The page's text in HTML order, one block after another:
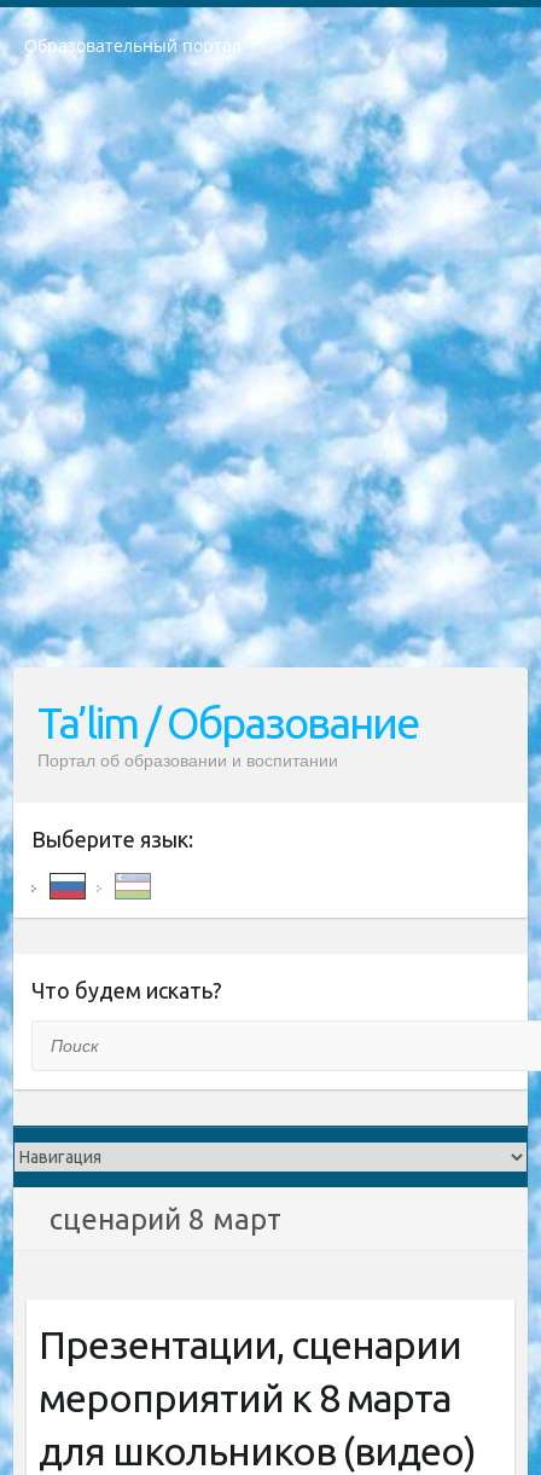
Образовательный портал
РЕСПУБЛИКА УЗБЕКИСТАН МИНИСТРЕРСТВО ДОШКОЛЬНОГО И ШКОЛЬНОГО ОБРАЗОВАНИЯ КОМАНДА в общеобразовательных учреждениях в 2023-2024 учебном году организация и проведение итоговой государственной аттестации обучающихся о Министра дошкольного и школьного образования Республики Узбекистан от 4 марта 2008 года (постановлением Минюста от 20 марта 2008 года № 1778 государственной регистрации) «Итоговое состояние учащихся общего среднего образования на основании положения об утверждении положения об аттестации общего среднего образования выпускной экзамен студентов в образовательных учреждениях в 2023-2024 учебном году В целях организации и прохождения аттестации приказываю: 1. Следующее: перечень предметов, по которым будет проводиться итоговая государственная аттестация и экзамен формы перевода согласно приложению 1; сертификаты международного образца, оценивающие уровень владения иностранными языками перечень согласно приложению 2; 2. Педагогический при специализированных образовательных учреждениях. научно-практический центр квалификации и международной оценки (Д.Давидова) 2024 г. До 25 марта: задания по предметам, по которым будет проводиться итоговая аттестация разработка и утверждение технических условий; итоговая аттестация на основании разработанного предметного задания разработка вопросов по предметам (устно и письменно), экзамен передача; общеобразовательные средние школы и специальные учебные заведения учащиеся выпускных классов школ и интернатов в агентской системе подготовка базы данных экзаменационных материалов и критериев оценки; перевод базы экзаменационных материалов на все языки обучения подать в Республиканский образовательный центр для изготовления; варианты экзаменов на основе разработанных контрольных материалов пусть будут поставлены задачи формирования. 3. Республиканский образовательный центр (Ш.Худайкулов) до 5 апреля 2024 года. до: база данных предоставленных экзаменационных материалов на все языки обучения перевод и экспертиза; для слепых, слабовидящих, глухих, слабослышащих и умственно отсталых детей учащиеся выпускных классов специализированных школ и школ-интернатов база данных экзаменационных материалов на всех преподаваемых языках подготовка критериев оценки; специализированные школы для умственно отсталых детей и технологии для учащихся выпускных классов школ-интернатов разработка соответствующих рекомендаций и критериев проведения ЕГЭ по естествознанию давать задания. 4. Педагогический при специализированных образовательных учреждениях. Научно-практический центр навыков и международной оценки (Д.Давидова), Республика образовательный центр (Худайкулов Ш.) итоговый государственный аттестационный экзамен ориентирован на творческое и логическое мышление при подготовке базы материалов учитывать введение заданий. 5. Следует отметить, что: сертификат государственного образца о знании общеобразовательного предмета и как минимум национальный уровень B1 по предметам на иностранных языках, указанным в Приложении 2. или международно признанный сертификат эквивалентного уровня студенты, изучающие определенный предмет, освобождаются от экзамена; по соответствующим предметам запланирована итоговая государственная аттестация за день до дня, путем жеребьевки Рабочей группой (в письменной форме по предметам, проводимым в форме) из числа сформированных вариантов выбрано 2 варианта; 2 выбранных варианта экзамена анонсированы на официальном сайте министерства и все выпускники по всей стране на основе этих вариантов проводит итоговую государственную аттестацию. 6. Государственное образование учащихся средних общеобразовательных учреждений. знания в соответствии с квалификационными требованиями, которые необходимо приобрести на основании стандартов итоговый (выпускной) контроль для 9 и 11 классов в целях тестирования Экзамены (далее – экзамены) состоят из предметов, перечисленных в приложении 1. будет сделано. 7. Экзамены пройдут с 26 мая по 15 июня 2024 г. (кроме науки физического воспитания). 8. Физическая для учащихся 9 классов общесредних образовательных учреждений. Экзамены по предмету «Образование, квалификация медицина» 1-6 мая 2024 года. сотрудники перевести под присмотр (с отклонениями в физическом или умственном развитии) специализированная школа для детей, школы-интернаты и со сколиозом школы-интернаты санаторного типа для больных детей исключены). 9. Он был слепым, слабовидящим и имел нарушения опорно-двигательного аппарата. экзамены в специализированных школах и интернатах для детей должны проводиться исходя из требований, предъявляемых к общеобразовательным учреждениям (физкультура кроме науки). 10. Специализированная школа для глухих и слабослышащих детей. и экзамены в интернатах и быть реализован в виде письменного теста по математике. 11. Специальность для умственно отсталых детей. Для 9 класса Родной язык и литературное письмо Государственный язык (язык обучения – узбекский). для неклассов) написано Математическое письмо Письменная/устная история Узбекистана Физическое воспитание практично Итоговый контроль Для 11 класса Написание родного языка и литературы (эссе) Математическое письмо Узбекский язык (обучение на узбекском языке) не посещающее общее среднее образование для учреждений)/Образовательное учреждение выбор письменный и устный Иностранный язык письменный/устный Письменная/устная история Узбекистана *По выбору студента:  Химия  Физика  Основы государственного права  География 10 бесплатных образовательных ресурсов - Мы составили подборку онлайн-проектов с интерактивными упражнениями, видеолекциями и статьями. Они помогут вам обрести новые и освежить старые знания бесплатно. 1. «ИНТУИТ» Старейшая образовательная площадка Рунета. Здесь вы найдёте сотни текстовых и видеокурсов на десятки различных тем — от программирования до психологии. Многие курсы подготовлены российскими университетами и крупными международными компаниями вроде Intel и Microsoft. Самостоятельное обучение бесплатное, но желающие могут оплатить услуги персональных наставников. 2. «Смартия» знакомит с актуальными профессиями и подсказывает, как им обучаться. Выбрав заинтересовавшую вас специальность — SMM-специалист, фотограф, веб-дизайнер или другую, — увидите список необходимых для неё умений. Чтобы вы могли освоить их самостоятельно, для каждого умения площадка отображает подборку ссылок на учебные материалы. Хотя «Смартия» ориентируется на русскоязычную аудиторию, часть контента всё же доступна только на английском. 3. «Лекторий Физтеха» Проект Московского физико-технического института (Физтеха). С его помощью вы можете смотреть онлайн серии лекций, записанные на видео в этом вузе. В числе доступных предметов — физика, биология, химия, информационные технологии и другие. К некоторым лекциям администрация ресурса прилагает готовые конспекты, которые можно скачивать в PDF-формате. 4. ITMOcourses Онлайн-площадка Санкт-Петербургского национального исследовательского университета информационных технологий, механики и оптики (ИТМО). Ресурс предоставляет свободный доступ к курсам, разработанным в этом вузе. Каталог материалов разбит на четыре категории: «Оптические системы и технологии», «Приборостроение и робототехника», «Информационные технологии» и «Биотехнологии». Курсы состоят из видеолекций, интерактивных демонстраций и заданий. 5. «КиберЛенинка» Электронная научная библиотека открытого доступа. Каталог площадки регулярно обрастает текстами статей из различных научных изданий. Сгруппированные по журналам и рубрикам публикации можно читать онлайн или скачивать целиком в PDF-формате. Проект нацелен на популяризацию науки за счёт открытого доступа к качественной информации. 6. «ПостНаука» На этом ресурсе публикуют подборки видеолекций, составленные экспертами из разных отраслей и объединённые общими темами. Среди них, к примеру, есть серии «Биоинформатика и геномика», «Культура средневековой Скандинавии» и Cinema Studies о теории кино. Каждая подборка лекций — логически связанная история, рассказанная экспертом от первого лица. Кроме того, на сайте появляются научно-образовательные статьи и тесты на разные темы. 7. «Newочём» Команда проекта «Newочём» отбирает самые интересные тексты из англоязычных СМИ и переводит те из них, за которые голосуют участники сообщества «ВКонтакте». По большей части это научно-популярные статьи. Редакторы придумывают лишь заголовки, в остальном содержание переводов соответствует оригиналам. Полные тексты можно читать прямо в социальной сети. 8. InternetUrok Онлайн-база материалов по основным дисциплинам школьной программы. Информация на сайте структурирована по классам, предметам и темам (урокам). Каждый урок состоит из видеолекций и конспектов. Есть также интерактивные тренажёры и тесты для закрепления пройденного материала. Даже если вы давно окончили школу, возможность повторить программу старших классов всегда может пригодиться. 9. Edutainme Ещё один ресурс об образовании. В отличие от Newtonew, как мне кажется, Edutainme больше ориентируется на представителей индустрии: педагогов, предпринимателей, разработчиков образовательных проектов. Но и любой, кто просто стремится к саморазвитию, найдёт на сайте много полезного и интересного для себя. Например, информацию о новых курсах и образовательных сервисах. 10. Newtonew Онлайн-медиа об образовании и обучении в широком смысле. Авторы Newtonew пишут об инструментах, заведениях, тактиках и стратегиях, которые помогают учить других и получать новые знания самостоятельно. На этой площадке вы найдёте новости, обзоры, аналитические мат
Ta’lim / Образование
Портал об образовании и воспитании
Выберите язык:
Что будем искать?
сценарий 8 март
Презентации, сценарии
мероприятий к 8 марта
для школьников (видео)